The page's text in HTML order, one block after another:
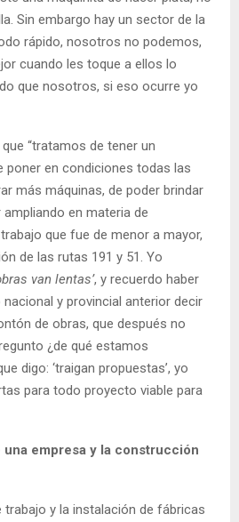
Sin embargo hay un sector de la
rápido, nosotros no podemos,
cuando les toque a ellos lo
que nosotros, si eso ocurre yo
“tratamos de tener un
poner en condiciones todas las
más máquinas, de poder brindar
en materia de
que fue de menor a mayor,
de las rutas 191 y 51. Yo
van lentas’, y recuerdo haber
y provincial anterior decir
de obras, que después no
¿de qué estamos
digo: ‘traigan propuestas’, yo
para todo proyecto viable para
una empresa y la construcción
trabajo y la instalación de fábricas